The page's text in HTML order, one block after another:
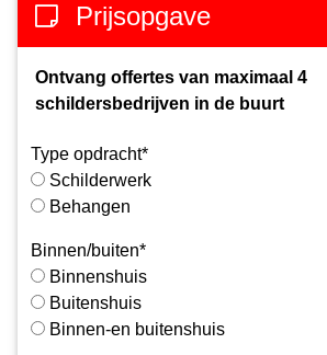
Prijsopgave
Ontvang offertes van maximaal 4
schildersbedrijven in de buurt
Type opdracht*
Schilderwerk
Behangen
Binnen/buiten*
Binnenshuis
Buitenshuis
Binnen-en buitenshuis